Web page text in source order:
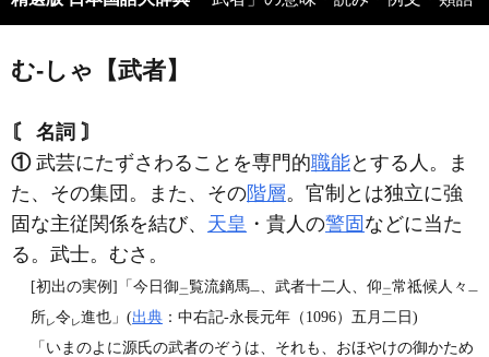
む‐しゃ【武者】
〘 名詞 〙
①武芸にたずさわることを専門的職能とする人。ま
た、その集団。また、その階層。官制とは独立に強
固な主従関係を結び、 天皇 ・貴人の警固 などに当た
る。武士。むさ。
[初出の実例]「今日御二覧流鏑馬一 、武者十二人、仰二常祗候人々 一
所レ令レ進也」(出典 ：中右記‐永長元年（1096）五月二日)
「いまのよに源氏の武者のぞうは、それも、おほやけの御かため